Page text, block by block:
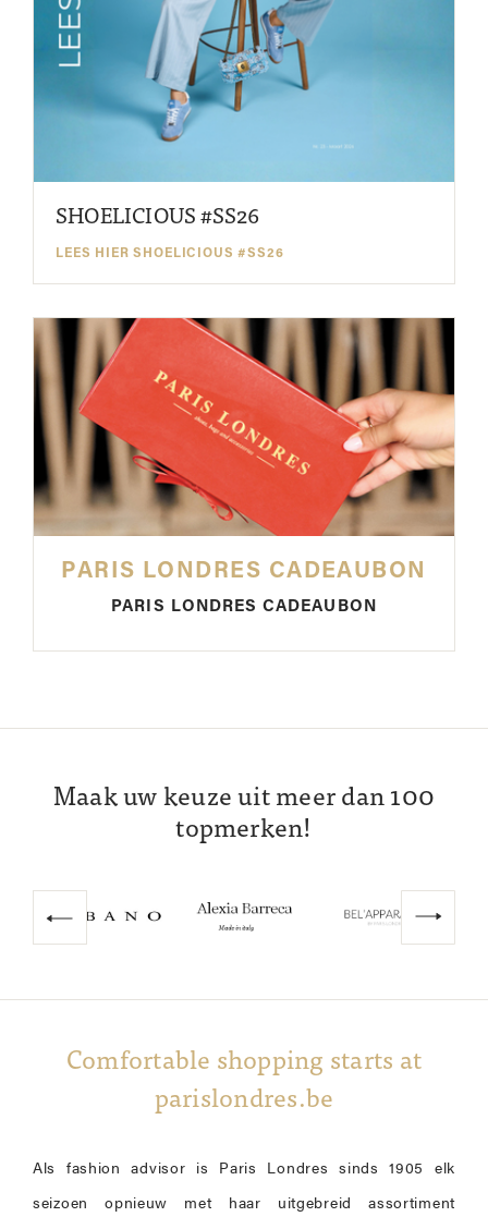
SHOELICIOUS #SS26
LEES HIER SHOELICIOUS #SS26
PARIS LONDRES CADEAUBON
PARIS LONDRES CADEAUBON
Maak uw keuze uit meer dan 100
topmerken!
Comfortable shopping starts at
parislondres.be
Als fashion advisor is Paris Londres sinds 1905 elk
seizoen opnieuw met haar uitgebreid assortiment